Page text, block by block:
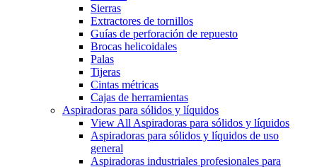
Sierras
Extractores de tornillos
Guías de perforación de repuesto
Brocas helicoidales
Palas
Tijeras
Cintas métricas
Cajas de herramientas
Aspiradoras para sólidos y líquidos
View All Aspiradoras para sólidos y líquidos
Aspiradoras para sólidos y líquidos de uso
general
Aspiradoras industriales profesionales para